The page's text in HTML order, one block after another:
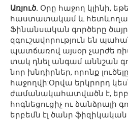
Առյուծ. Օրը հաջող կլինի,
հաստատակամ և
Ֆինանսական գործերը
զգուշավորություն են
պատճառով այսօր չարժե
տակ դնել անգամ աննշան
նոր խնդիրներ, որոնք
հաջողվի:Օրվա երկրորդ
ժամանակահատվածն է, երբ
հոգնեցուցիչ ու ձանձրալի
երբեմն էլ ծանր